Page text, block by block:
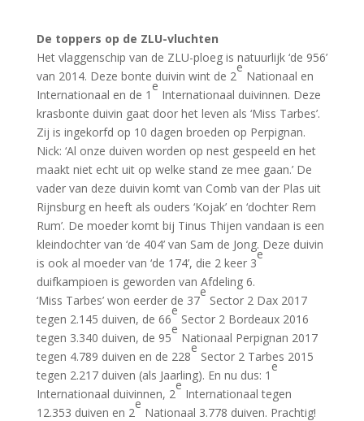
De toppers op de ZLU-vluchten
Het vlaggenschip van de ZLU-ploeg is natuurlijk ‘de 956’
van 2014. Deze bonte duivin wint de 2
e
Nationaal en
Internationaal en de 1
e
Internationaal duivinnen. Deze
krasbonte duivin gaat door het leven als ‘Miss Tarbes’.
Zij is ingekorfd op 10 dagen broeden op Perpignan.
Nick: ‘Al onze duiven worden op nest gespeeld en het
maakt niet echt uit op welke stand ze mee gaan.’ De
vader van deze duivin komt van Comb van der Plas uit
Rijnsburg en heeft als ouders ‘Kojak’ en ‘dochter Rem
Rum’. De moeder komt bij Tinus Thijen vandaan is een
kleindochter van ‘de 404’ van Sam de Jong. Deze duivin
is ook al moeder van ‘de 174’, die 2 keer 3
e
duifkampioen is geworden van Afdeling 6.
‘Miss Tarbes’ won eerder de 37
e
Sector 2 Dax 2017
tegen 2.145 duiven, de 66
e
Sector 2 Bordeaux 2016
tegen 3.340 duiven, de 95
e
Nationaal Perpignan 2017
tegen 4.789 duiven en de 228
e
Sector 2 Tarbes 2015
tegen 2.217 duiven (als Jaarling). En nu dus: 1
e
Internationaal duivinnen, 2
e
Internationaal tegen
12.353 duiven en 2
e
Nationaal 3.778 duiven. Prachtig!